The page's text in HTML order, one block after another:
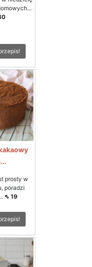
prosty w
poradzi
⇖ 19